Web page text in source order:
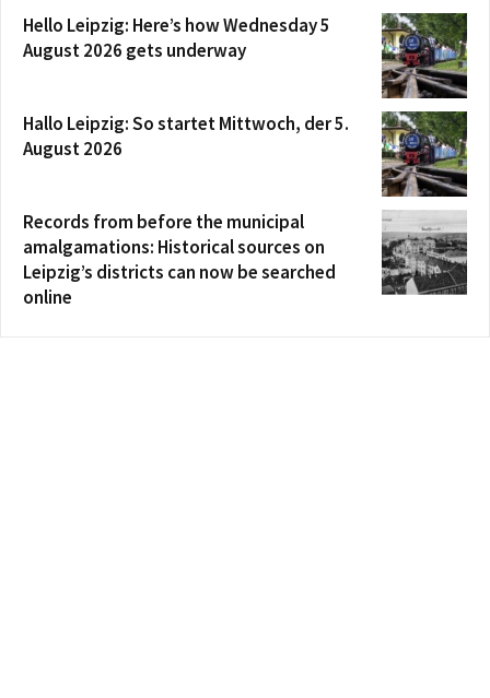
Hello Leipzig: Here’s how Wednesday 5
August 2026 gets underway
Hallo Leipzig: So startet Mittwoch, der 5.
August 2026
Records from before the municipal
amalgamations: Historical sources on
Leipzig’s districts can now be searched
online